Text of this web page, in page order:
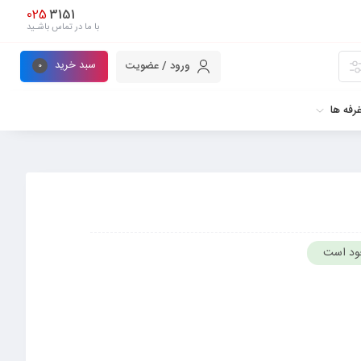
3151
025
با ما در تماس باشـید
ورود / عضویت سبد خرید 0
غرفه ها
است